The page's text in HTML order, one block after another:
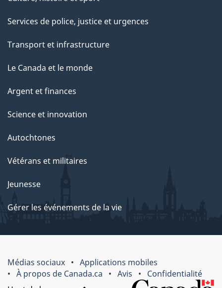
Services de police, justice et urgences
Transport et infrastructure
Le Canada et le monde
Argent et finances
Science et innovation
Autochtones
Vétérans et militaires
Jeunesse
Gérer les événements de la vie
Médias sociaux
Applications mobiles
À propos de Canada.ca
Avis
Confidentialité